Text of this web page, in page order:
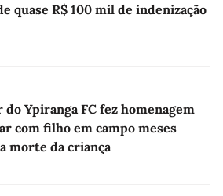
quase R$ 100 mil de indenização
do Ypiranga FC fez homenagem
com filho em campo meses
morte da criança